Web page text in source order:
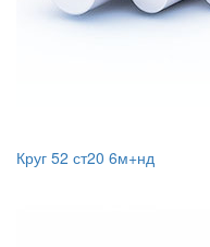
Круг 52 ст20 6м+нд